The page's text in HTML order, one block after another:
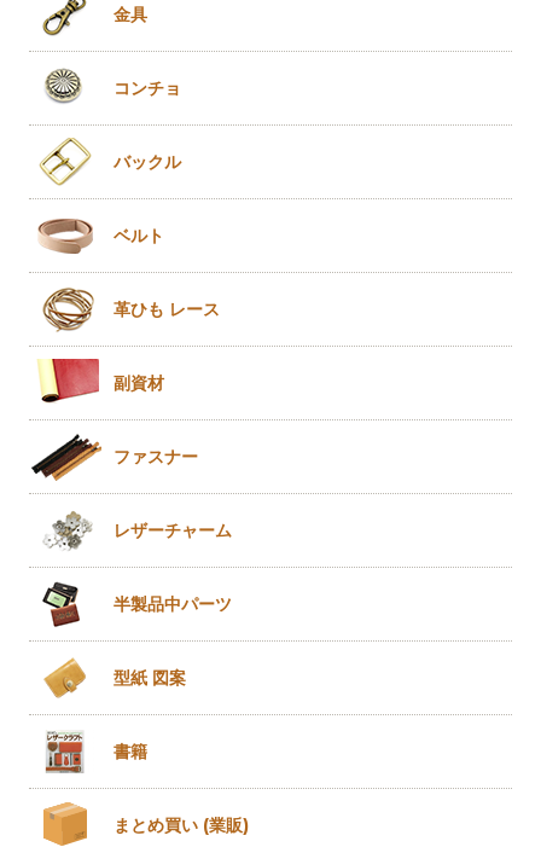
金具
コンチョ
バックル
ベルト
革ひも レース
副資材
ファスナー
レザーチャーム
半製品中パーツ
型紙 図案
書籍
まとめ買い (業販)